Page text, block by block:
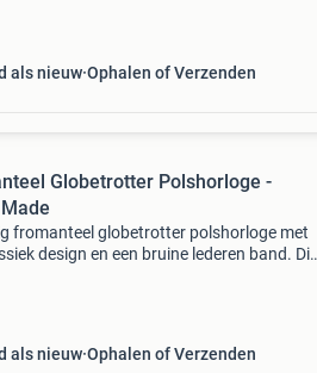
als nieuw Ophalen of Verzenden
Globetrotter Polshorloge -
fromanteel globetrotter polshorloge met
design en een bruine lederen band. Dit
als nieuw Ophalen of Verzenden